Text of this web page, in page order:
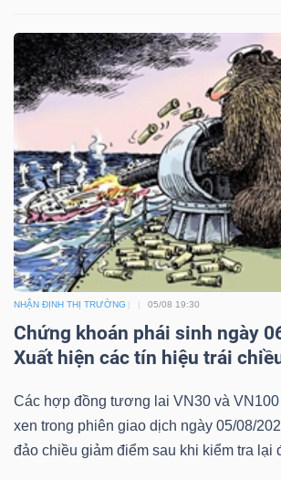
NHẬN ĐỊNH THỊ TRƯỜNG 05/08 19:30
Chứng khoán phái sinh ngày
Xuất hiện các tín hiệu trái
Các hợp đồng tương lai VN30 và VN100
xen trong phiên giao dịch ngày 05/08/
đảo chiều giảm điểm sau khi kiểm tra lại